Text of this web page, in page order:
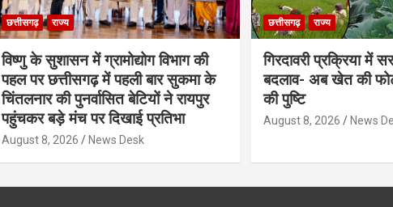
छत्तीसगढ़ राज्य
विष्णु के सुशासन में ग्रामोद्योग विभाग की
पहल पर छत्तीसगढ़ में पहली बार सुकमा के
चिंतलनार की पुनर्वासित बेटियों ने रायपुर
पहुंचकर बड़े मंच पर दिखाई प्रतिभा
August 8, 2026 News Desk
छत्तीसगढ़ राज्य
गिरदावरी प्रक्रिया में
बदलाव- अब खेत की
की पुष्टि
August 8, 2026 News